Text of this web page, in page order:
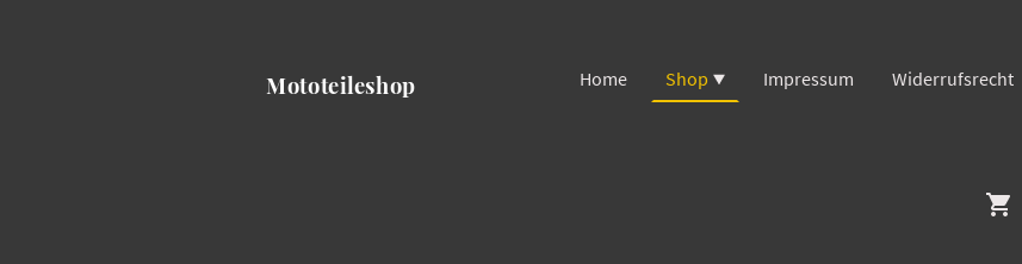
Mototeileshop Home Shop Impressum Widerrufsrecht